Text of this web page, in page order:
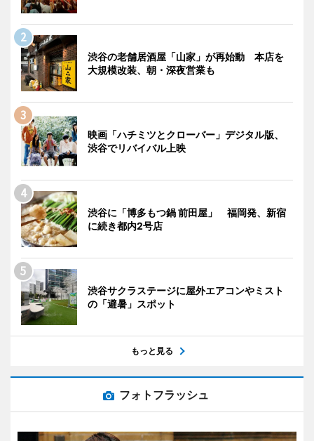
渋谷の老舗居酒屋「山家」が再始動 本店を
大規模改装、朝・深夜営業も
映画「ハチミツとクローバー」デジタル版、
渋谷でリバイバル上映
渋谷に「博多もつ鍋 前田屋」 福岡発、新宿
に続き都内2号店
渋谷サクラステージに屋外エアコンやミスト
の「避暑」スポット
もっと見る
フォトフラッシュ